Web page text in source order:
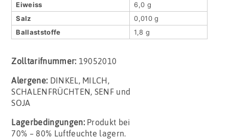
Eiweiss
6,0 g
Salz
0,010 g
Ballaststoffe
1,8 g
Zolltarifnummer: 19052010
Alergene: DINKEL, MILCH,
SCHALENFRÜCHTEN, SENF und
SOJA
Lagerbedingungen: Produkt bei
70% – 80% Luftfeuchte lagern.